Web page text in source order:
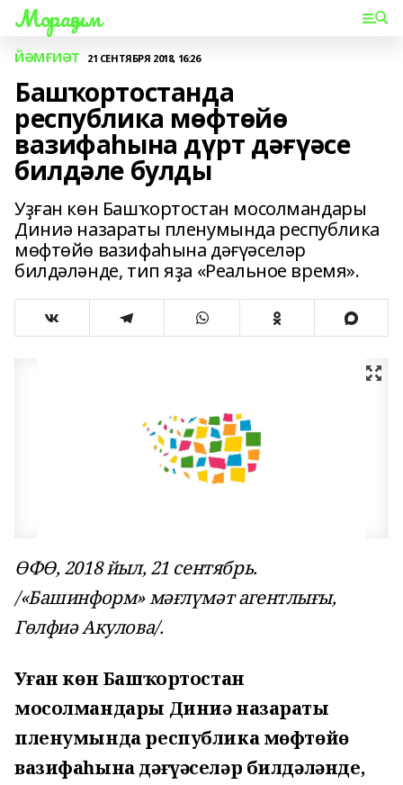
Мораҙым
ЙӘМҒИӘТ 21 СЕНТЯБРЯ 2018, 16:26
Башҡортостанда
республика мөфтөйө
вазифаһына дүрт дәғүәсе
билдәле булды
Уҙған көн Башҡортостан мосолмандары
Диниә назараты пленумында республика
мөфтөйө вазифаһына дәғүәселәр
билдәләнде, тип яҙа «Реальное время».
ӨФӨ, 2018 йыл, 21 сентябрь.
/«Башинформ» мәғлүмәт агентлығы,
Гөлфиә Акулова/.
Уҙған көн Башҡортостан
мосолмандары Диниә назараты
пленумында республика мөфтөйө
вазифаһына дәғүәселәр билдәләнде,